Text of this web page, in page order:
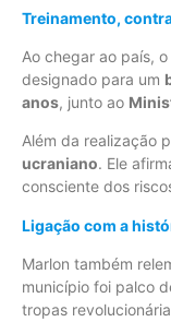
Treinamento,
Ao chegar ao país,
designado para um
anos, junto ao
Além da realização
ucraniano. Ele
consciente dos
Ligação com a
Marlon também
município foi palco
tropas